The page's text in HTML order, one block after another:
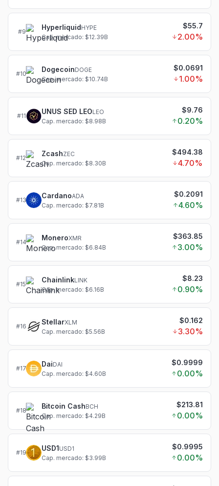
#9
HyperliquidHYPE
Cap. mercado: $12.39B
$55.7
2.00%
#10
DogecoinDOGE
Cap. mercado: $10.74B
$0.0691
1.00%
#11
UNUS SED LEOLEO
Cap. mercado: $8.98B
$9.76
0.20%
#12
ZcashZEC
Cap. mercado: $8.30B
$494.38
4.70%
#13
CardanoADA
Cap. mercado: $7.81B
$0.2091
4.60%
#14
MoneroXMR
Cap. mercado: $6.84B
$363.85
3.00%
#15
ChainlinkLINK
Cap. mercado: $6.16B
$8.23
0.90%
#16
StellarXLM
Cap. mercado: $5.56B
$0.162
3.30%
#17
DaiDAI
Cap. mercado: $4.60B
$0.9999
0.00%
#18
Bitcoin CashBCH
Cap. mercado: $4.29B
$213.81
0.00%
#19
USD1USD1
Cap. mercado: $3.99B
$0.9995
0.00%